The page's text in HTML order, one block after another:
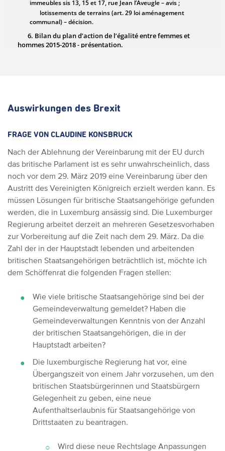
Auswirkungen des Brexit
FRAGE VON CLAUDINE KONSBRUCK
Nach der Ablehnung der Vereinbarung mit der EU durch
das britische Parlament ist es sehr unwahrscheinlich, dass
noch vor dem 29. März 2019 eine Vereinbarung über den
Austritt des Vereinigten Königreich erzielt werden kann. Es
müssen Lösungen für britische Staatsangehörige gefunden
werden, die in Luxemburg ansässig sind. Die Luxemburger
Regierung arbeitet derzeit an mehreren Gesetzesvorhaben
zur Vorbereitung auf die Zeit nach dem 29. März. Da die
Zahl der in der Hauptstadt lebenden und arbeitenden
britischen Staatsangehörigen beträchtlich ist, möchte ich
dem Schöffenrat die folgenden Fragen stellen:
Wie viele britische Staatsangehörige sind bei der
Gemeindeverwaltung gemeldet? Haben die
Gemeindeverwaltungen Kenntnis von der Anzahl
der britischen Staatsangehörigen, die in der
Hauptstadt arbeiten?
Die luxemburgische Regierung hat vor, eine
Übergangszeit von einem Jahr vorzusehen, um den
britischen Staatsbürgerinnen und Staatsbürgern
Gelegenheit zu geben, eine neue
Aufenthaltserlaubnis für Staatsangehörige von
Drittstaaten zu beantragen.
Wird diese neue Rechtslage Anpassungen